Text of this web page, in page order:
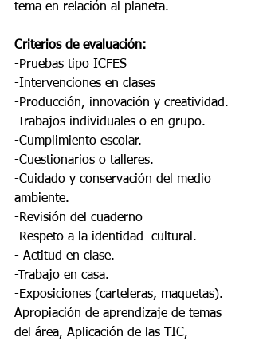
tema en relación al planeta.
Criterios de evaluación:
-Pruebas tipo ICFES
-Intervenciones en clases
-Producción, innovación y creatividad.
-Trabajos individuales o en grupo.
-Cumplimiento escolar.
-Cuestionarios o talleres.
-Cuidado y conservación del medio
ambiente.
-Revisión del cuaderno
-Respeto a la identidad  cultural.
- Actitud en clase.
-Trabajo en casa.
-Exposiciones (carteleras, maquetas).
Apropiación de aprendizaje de temas
del área, Aplicación de las TIC,